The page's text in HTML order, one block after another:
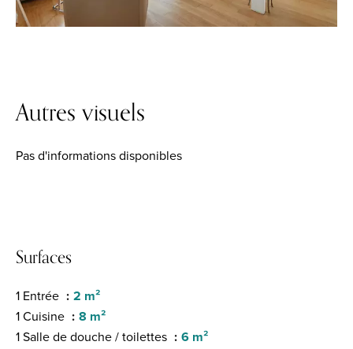
Autres visuels
Pas d'informations disponibles
Surfaces
1 Entrée
2 m²
1 Cuisine
8 m²
1 Salle de douche / toilettes
6 m²